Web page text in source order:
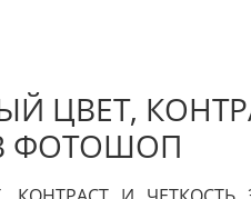
ЦВЕТ,
ФОТОШОП